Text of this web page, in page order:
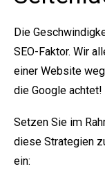
Die
SEO-Faktor. Wir
einer Website
die Google achtet!
Setzen Sie im
diese Strategien
ein: